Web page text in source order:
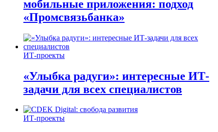
мобильные приложения: подход
«Промсвязьбанка»
ИТ-проекты
«Улыбка радуги»: интересные ИТ-
задачи для всех специалистов
ИТ-проекты